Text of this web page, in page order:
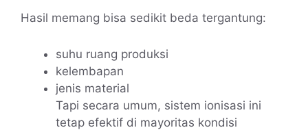
Hasil memang bisa sedikit beda tergantung:
suhu ruang produksi
kelembapan
jenis material
Tapi secara umum, sistem ionisasi ini
tetap efektif di mayoritas kondisi